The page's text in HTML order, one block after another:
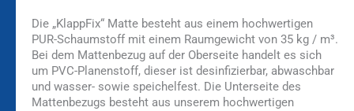
Die „KlappFix“ Matte besteht aus einem hochwertigen
PUR-Schaumstoff mit einem Raumgewicht von 35 kg / m³.
Bei dem Mattenbezug auf der Oberseite handelt es sich
um PVC-Planenstoff, dieser ist desinfizierbar, abwaschbar
und wasser- sowie speichelfest. Die Unterseite des
Mattenbezugs besteht aus unserem hochwertigen